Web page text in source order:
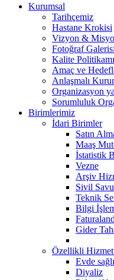
Kurumsal
Tarihçemiz
Hastane Krokisi
Vizyon &
Fotoğraf Galerisi
Kalite
Amaç ve
Anlaşmalı
Organizasyon
Sorumluluk
Birimlerimiz
İdari Birimler
Satın
Maaş
İstatistik
Vezne
Arşiv
Sivil
Teknik
Bilgi
Gider
Özellikli
Evde
Diyaliz